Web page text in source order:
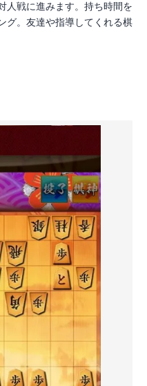
人戦に進みます。持ち時間を
グ。友達や指導してくれる棋